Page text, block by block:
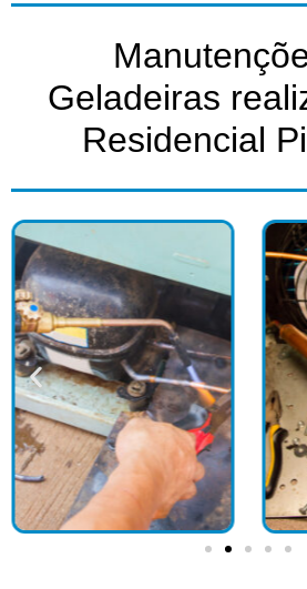
Geladeiras
Residencial